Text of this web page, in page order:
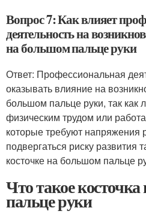
Вопрос 7: Как влияет
деятельность на
на большом пальце руки
Ответ: Профессиональная
оказывать влияние на
большом пальце руки, так
физическим трудом или
которые требуют напряжения
подвергаться риску развития
косточке на большом пальце
Что такое
пальце руки